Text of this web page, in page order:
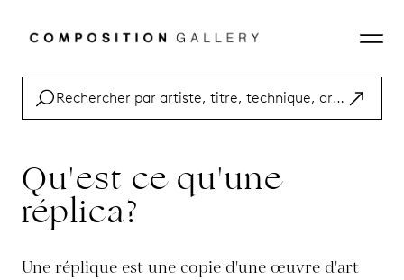
Qu'est ce qu'une
réplica?
Une réplique est une copie d'une œuvre d'art